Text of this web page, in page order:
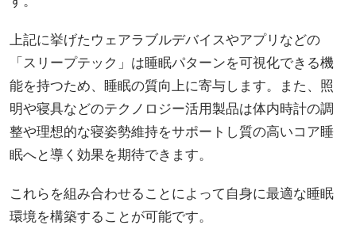
上記に挙げたウェアラブルデバイスやアプリなどの
「スリープテック」は睡眠パターンを可視化できる機
能を持つため、睡眠の質向上に寄与します。また、照
明や寝具などのテクノロジー活用製品は体内時計の調
整や理想的な寝姿勢維持をサポートし質の高いコア睡
眠へと導く効果を期待できます。
これらを組み合わせることによって自身に最適な睡眠
環境を構築することが可能です。